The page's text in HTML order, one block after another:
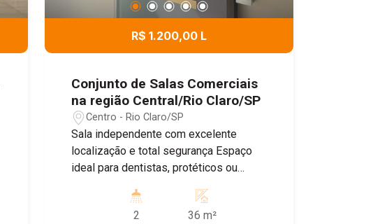
R$ 1.200,00 L
Conjunto de Salas Comerciais
na região Central/Rio Claro/SP
Centro - Rio Claro/SP
Sala independente com excelente
localização e total segurança Espaço
ideal para dentistas, protéticos ou
que buscam um ambiente funcional,
moderno e bem localizado. Descrição
2 36 m²